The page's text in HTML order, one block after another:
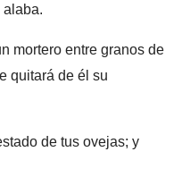
alaba.
mortero entre granos de
quitará de él su
de tus ovejas; y